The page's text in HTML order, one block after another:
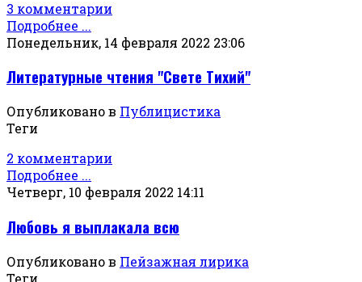
3 комментарии
Подробнее ...
Понедельник, 14 февраля 2022 23:06
Литературные чтения "Свете Тихий"
Опубликовано в Публицистика
Теги
2 комментарии
Подробнее ...
Четверг, 10 февраля 2022 14:11
Любовь я выплакала всю
Опубликовано в Пейзажная лирика
Теги